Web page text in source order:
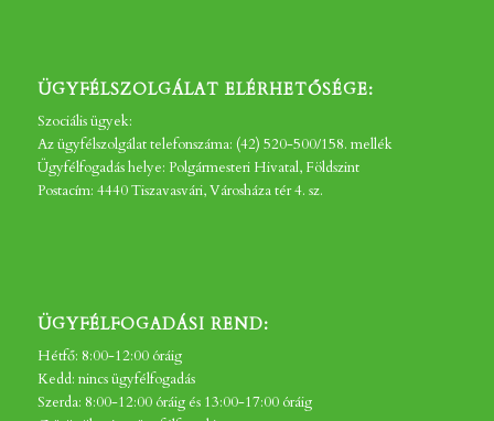
ÜGYFÉLSZOLGÁLAT ELÉRHETŐSÉGE:
Szociális ügyek:
Az ügyfélszolgálat telefonszáma: (42) 520-500/158. mellék
Ügyfélfogadás helye: Polgármesteri Hivatal, Földszint
Postacím: 4440 Tiszavasvári, Városháza tér 4. sz.
ÜGYFÉLFOGADÁSI REND:
Hétfő: 8:00-12:00 óráig
Kedd: nincs ügyfélfogadás
Szerda: 8:00-12:00 óráig és 13:00-17:00 óráig